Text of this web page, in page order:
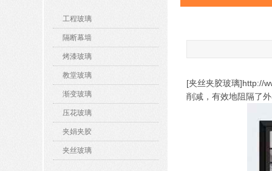
工程玻璃
隔断幕墙
烤漆玻璃
教堂玻璃
渐变玻璃
压花玻璃
夹娟夹胶
夹丝玻璃
[夹丝夹胶玻璃]http://
削减，有效地阻隔了